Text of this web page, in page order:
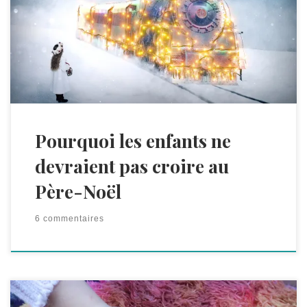
qu’il ou elle croit au Père-Noël: – je lui ment – je
perpétue une tradition faussée – j’entretiens le
système commercial (voir cet article sur des
alternatives commerciales) -etc. Si je décides qu’il ou
elle ne croit pas au Père-Noël: – comment gérer avec
l’entourage? – comment ça se passe avec les autres
Pourquoi les enfants ne
devraient pas croire au
Père-Noël
6 commentaires
Je serai tentée de répondre « parce que tous les